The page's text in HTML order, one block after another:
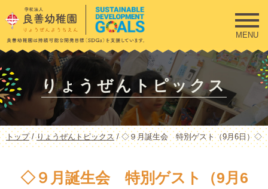
このページの本文へ
MENU
りょうぜんトピックス
現
在
置：
トップ/りょうぜんトピックス /◇９月誕生会 特別ゲスト（9月6日）◇
◇９月誕生会 特別ゲスト（9月6